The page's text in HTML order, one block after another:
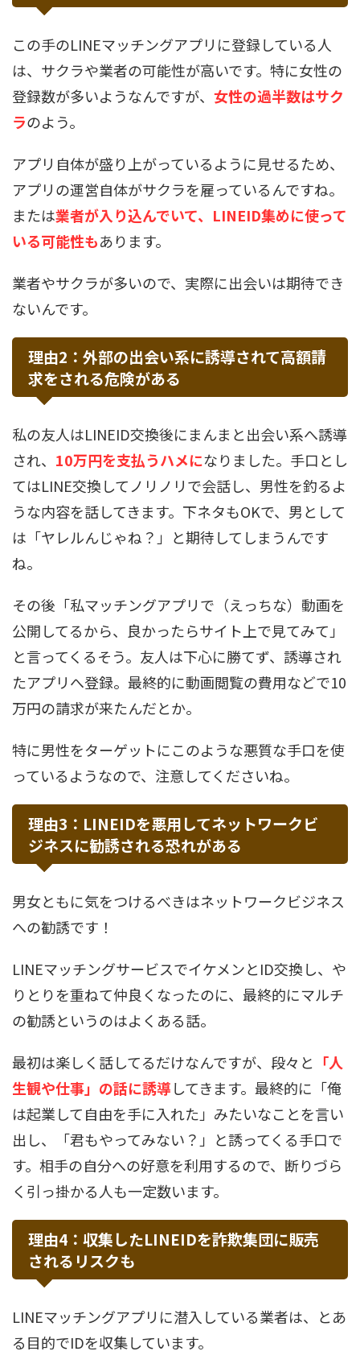
この手のLINEマッチングアプリに登録している人
は、サクラや業者の可能性が高いです。特に女性の
登録数が多いようなんですが、 女性の過半数はサク
ラのよう。
アプリ自体が盛り上がっているように見せるため、
アプリの運営自体がサクラを雇っているんですね。
または業者が入り込んでいて、LINEID集めに使って
いる可能性もあります。
業者やサクラが多いので、実際に出会いは期待でき
ないんです。
理由2：外部の出会い系に誘導されて高額請
求をされる危険がある
私の友人はLINEID交換後にまんまと出会い系へ誘導
され、 10万円を支払うハメになりました。手口とし
てはLINE交換してノリノリで会話し、男性を釣るよ
うな内容を話してきます。下ネタもOKで、男として
は「ヤレルんじゃね？」と期待してしまうんです
ね。
その後「私マッチングアプリで（えっちな）動画を
公開してるから、良かったらサイト上で見てみて」
と言ってくるそう。友人は下心に勝てず、誘導され
たアプリへ登録。最終的に動画閲覧の費用などで10
万円の請求が来たんだとか。
特に男性をターゲットにこのような悪質な手口を使
っているようなので、注意してくださいね。
理由3：LINEIDを悪用してネットワークビ
ジネスに勧誘される恐れがある
男女ともに気をつけるべきはネットワークビジネス
への勧誘です！
LINEマッチングサービスでイケメンとID交換し、や
りとりを重ねて仲良くなったのに、最終的にマルチ
の勧誘というのはよくある話。
最初は楽しく話してるだけなんですが、段々と 「人
生観や仕事」の話に誘導してきます。最終的に「俺
は起業して自由を手に入れた」みたいなことを言い
出し、「君もやってみない？」と誘ってくる手口で
す。相手の自分への好意を利用するので、断りづら
く引っ掛かる人も一定数います。
理由4：収集したLINEIDを詐欺集団に販売
されるリスクも
LINEマッチングアプリに潜入している業者は、とあ
る目的でIDを収集しています。